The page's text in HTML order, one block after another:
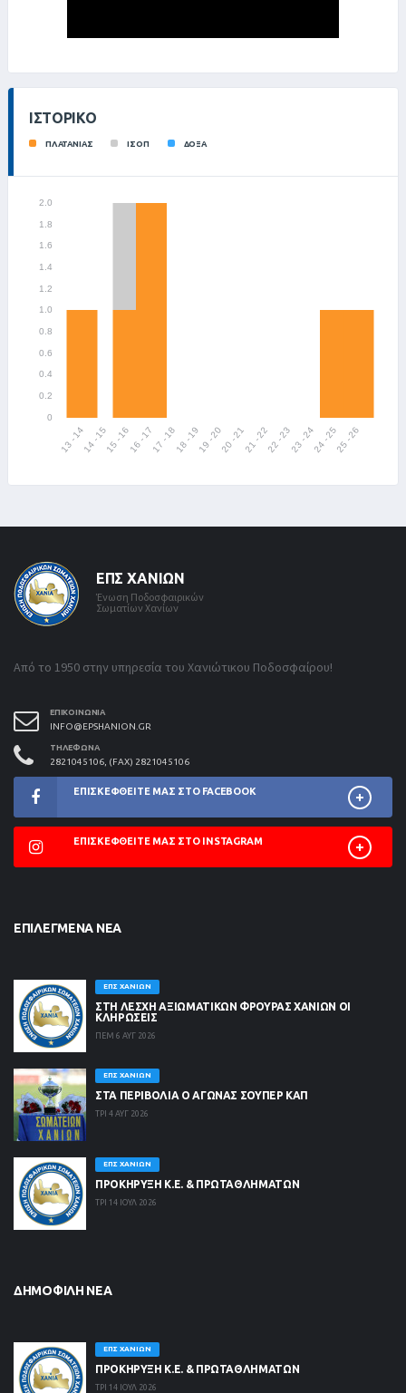
ΙΣΤΟΡΙΚΌ
ΠΛΑΤΑΝΙΑΣ ΙΣΟΠ ΔΟΞΑ
ΕΠΣ ΧΑΝΊΩΝ
Ένωση Ποδοσφαιρικών
Σωματίων Χανίων
Από το 1950 στην υπηρεσία του Χανιώτικου Ποδοσφαίρου!
ΕΠΙΚΟΙΝΩΝΊΑ
INFO@EPSHANION.GR
ΤΗΛΈΦΩΝΑ
2821045106, (FAX) 2821045106
ΕΠΙΣΚΕΦΘΕΊΤΕ ΜΑΣ ΣΤΟ FACEBOOK
ΕΠΙΣΚΕΦΘΕΊΤΕ ΜΑΣ ΣΤΟ INSTAGRAM
ΕΠΙΛΕΓΜΈΝΑ ΝΈΑ
ΕΠΣ ΧΑΝΊΩΝ
ΣΤΗ ΛΈΣΧΗ ΑΞΙΩΜΑΤΙΚΏΝ ΦΡΟΥΡΆΣ ΧΑΝΊΩΝ ΟΙ
ΚΛΗΡΏΣΕΙΣ
ΠΕΜ 6 ΑΥΓ 2026
ΕΠΣ ΧΑΝΊΩΝ
ΣΤΑ ΠΕΡΙΒΟΛΙΑ Ο ΑΓΩΝΑΣ ΣΟΥΠΕΡ ΚΑΠ
ΤΡΙ 4 ΑΥΓ 2026
ΕΠΣ ΧΑΝΊΩΝ
ΠΡΟΚΗΡΥΞΗ Κ.Ε. & ΠΡΩΤΑΘΛΗΜΑΤΩΝ
ΤΡΙ 14 ΙΟΥΛ 2026
ΔΗΜΟΦΙΛΉ ΝΈΑ
ΕΠΣ ΧΑΝΊΩΝ
ΠΡΟΚΗΡΥΞΗ Κ.Ε. & ΠΡΩΤΑΘΛΗΜΑΤΩΝ
ΤΡΙ 14 ΙΟΥΛ 2026